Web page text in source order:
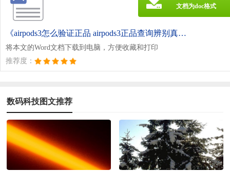
《airpods3怎么验证正品 airpods3正品查询辨别真假教程.doc》
将本文的Word文档下载到电脑，方便收藏和打印
推荐度：
文档为doc格式
数码科技图文推荐